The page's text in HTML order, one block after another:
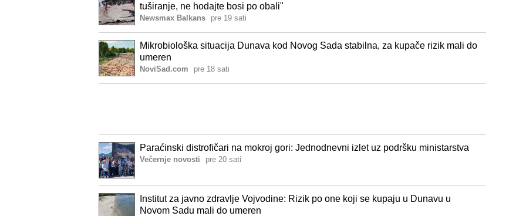
tuširanje, ne hodajte bosi po obali"
Newsmax Balkans pre 19 sati
Mikrobiološka situacija Dunava kod Novog Sada stabilna, za kupače rizik mali do
umeren
NoviSad.com pre 18 sati
Paraćinski distrofičari na mokroj gori: Jednodnevni izlet uz podršku ministarstva
Večernje novosti pre 20 sati
Institut za javno zdravlje Vojvodine: Rizik po one koji se kupaju u Dunavu u
Novom Sadu mali do umeren